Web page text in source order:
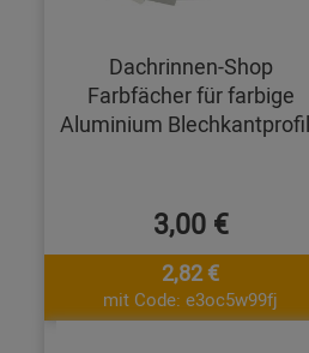
Dachrinnen-Shop
Farbfächer für farbige
Aluminium
3,00 €
2,82 €
mit Code: e3oc5w99fj